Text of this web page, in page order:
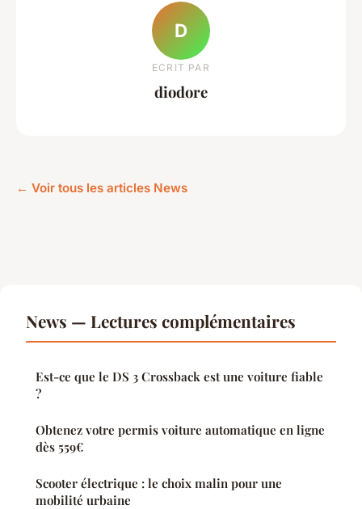
D
ECRIT PAR
diodore
← Voir tous les articles News
News — Lectures complémentaires
Est-ce que le DS 3 Crossback est une voiture fiable
?
Obtenez votre permis voiture automatique en ligne
dès 559€
Scooter électrique : le choix malin pour une
mobilité urbaine